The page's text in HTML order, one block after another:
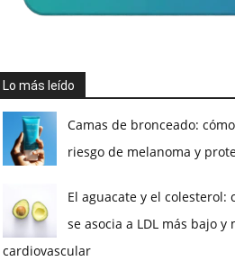
Lo más leído
Camas de bronceado:
riesgo de melanoma y
El aguacate y el colesterol:
se asocia a LDL más bajo y
cardiovascular